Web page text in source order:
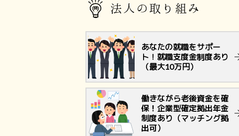
法人の取り組み
あなたの就職をサポー
ト！就職支度金制度あり
（最大10万円）
働きながら老後資金を確
保！企業型確定拠出年金
制度あり（マッチング拠
出可）